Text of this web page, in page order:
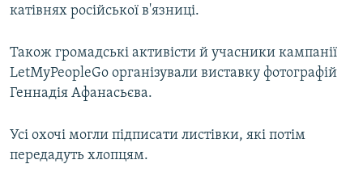
катівнях російської в'язниці.
Також громадські активісти й учасники кампанії
LetMyPeopleGo організували виставку фотографій
Геннадія Афанасьєва.
Усі охочі могли підписати листівки, які потім
передадуть хлопцям.